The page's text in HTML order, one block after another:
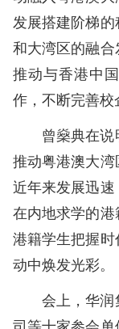
发展搭建阶梯
和大湾区的融
推动与香港中
作，不断完善校
曾燊典在
推动粤港澳大湾
近年来发展迅速
在内地求学的
港籍学生把握
动中焕发光彩。
会上，华